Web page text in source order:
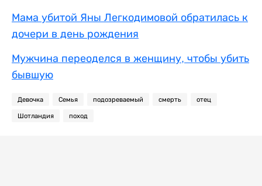
Мама убитой Яны Легкодимовой обратилась к
дочери в день рождения
Мужчина переоделся в женщину, чтобы убить
бывшую
Девочка Семья подозреваемый смерть отец
Шотландия поход